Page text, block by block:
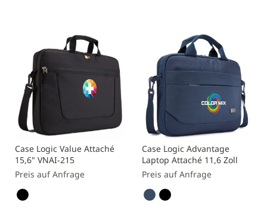
Case Logic Value Attaché
15,6" VNAI-215
Preis auf Anfrage
Case Logic Advantage
Laptop Attaché 11,6 Zoll
Preis auf Anfrage